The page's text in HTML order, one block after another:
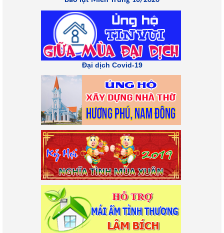
Đại dịch Covid-19